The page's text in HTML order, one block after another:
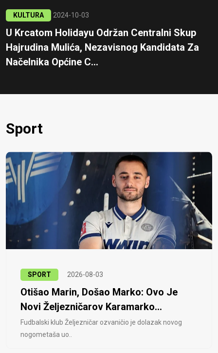
KULTURA 2024-10-03
U Krcatom Holidayu Održan Centralni Skup
Hajrudina Mulića, Nezavisnog Kandidata Za
Načelnika Općine C...
Sport
SPORT 2026-08-03
Otišao Marin, Došao Marko: Ovo Je
Novi Željezničarov Karamarko...
Fudbalski klub Željezničar ozvaničio je dolazak novog
nogometaša uo..